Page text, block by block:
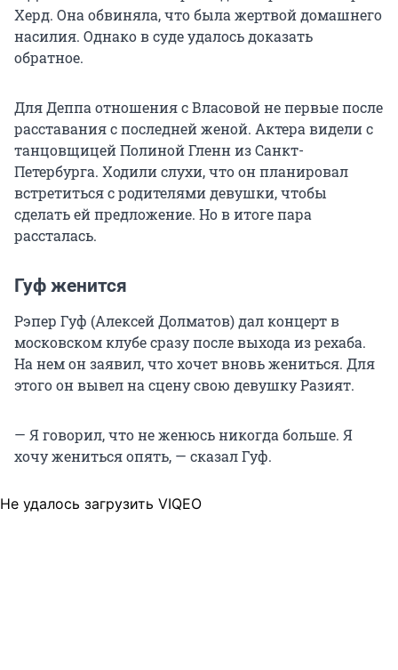
Херд. Она обвиняла, что была жертвой домашнего
насилия. Однако в суде удалось доказать
обратное.
Для Деппа отношения с Власовой не первые после
расставания с последней женой. Актера видели с
танцовщицей Полиной Гленн из Санкт-
Петербурга. Ходили слухи, что он планировал
встретиться с родителями девушки, чтобы
сделать ей предложение. Но в итоге пара
рассталась.
Гуф женится
Рэпер Гуф (Алексей Долматов) дал концерт в
московском клубе сразу после выхода из рехаба.
На нем он заявил, что хочет вновь жениться. Для
этого он вывел на сцену свою девушку Разият.
— Я говорил, что не женюсь никогда больше. Я
хочу жениться опять, — сказал Гуф.
Не удалось загрузить VIQEO